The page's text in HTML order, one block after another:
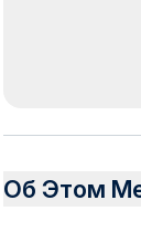
Об Этом